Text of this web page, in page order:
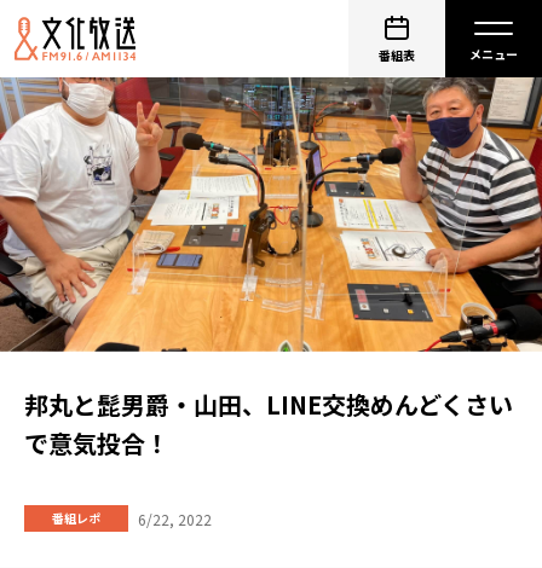
番組表
邦丸と髭男爵・山田、LINE交換めんどくさい
で意気投合！
番組レポ 6/22, 2022